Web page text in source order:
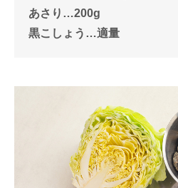
あさり…200g
黒こしょう…適量